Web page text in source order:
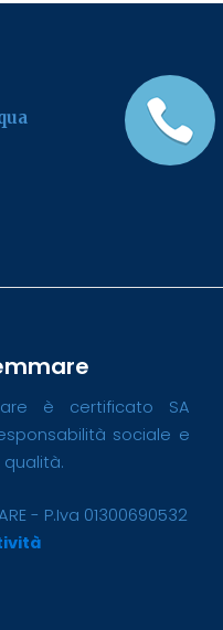
è certificato SA
sociale e
qualità.
- P.Iva 01300690532